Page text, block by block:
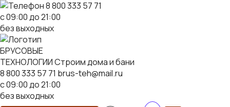
8 800 333 57 71
с 09:00 до 21:00
без выходных
БРУСОВЫЕ
ТЕХНОЛОГИИСтроим дома и бани
8 800 333 57 71 brus-teh@mail.ru
с 09:00 до 21:00
без выходных